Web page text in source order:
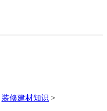
装修建材知识 >